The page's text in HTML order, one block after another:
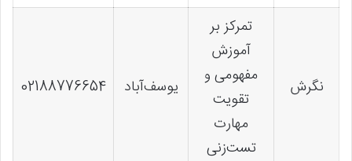
نگرش
تمرکز بر
آموزش
مفهومی و
تقویت
مهارت
تست‌زنی
یوسف‌آباد 02188776654